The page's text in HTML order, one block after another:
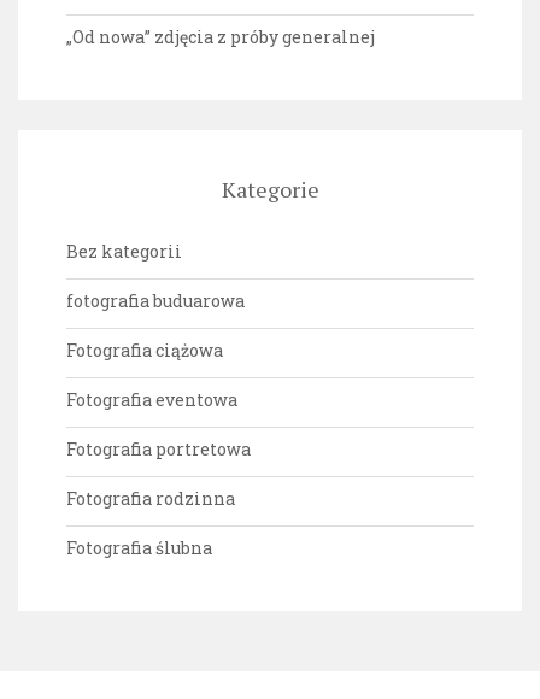
„Od nowa” zdjęcia z próby generalnej
Kategorie
Bez kategorii
fotografia buduarowa
Fotografia ciążowa
Fotografia eventowa
Fotografia portretowa
Fotografia rodzinna
Fotografia ślubna